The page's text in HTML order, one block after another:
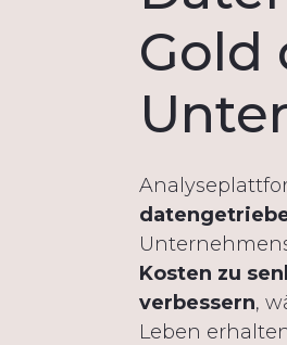
Gold
Kosten zu
verbessern,
Leben